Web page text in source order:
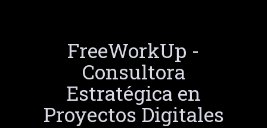
FreeWorkUp -
Consultora
Estratégica en
Proyectos Digitales